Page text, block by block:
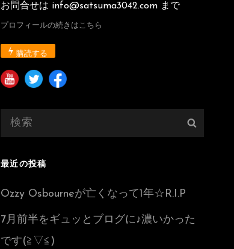
お問合せは info@satsuma3042.com まで
プロフィールの続きはこちら
購読する
索
最近の投稿
Ozzy Osbourneが亡くなって1年☆R.I.P
7月前半をギュッとブログに♪濃いかった
です(≧▽≦)